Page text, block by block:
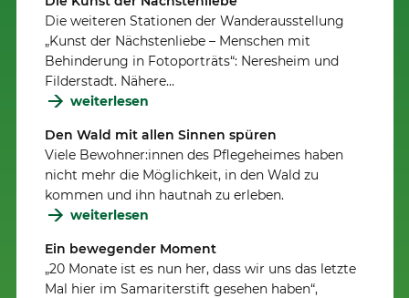
Die weiteren Stationen der Wanderausstellung
„Kunst der Nächstenliebe – Menschen mit
Behinderung in Fotoporträts“: Neresheim und
Filderstadt. Nähere…
weiterlesen
Den Wald mit allen Sinnen spüren
Viele Bewohner:innen des Pflegeheimes haben
nicht mehr die Möglichkeit, in den Wald zu
kommen und ihn hautnah zu erleben.
weiterlesen
Ein bewegender Moment
„20 Monate ist es nun her, dass wir uns das letzte
Mal hier im Samariterstift gesehen haben“,